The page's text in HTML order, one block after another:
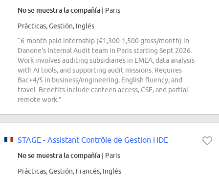
No se muestra la compañía | Paris
Prácticas, Gestión, Inglés
“6-month paid internship (€1,300-1,500 gross/month) in
Danone's Internal Audit team in Paris starting Sept 2026.
Work involves auditing subsidiaries in EMEA, data analysis
with AI tools, and supporting audit missions. Requires
Bac+4/5 in business/engineering, English fluency, and
travel. Benefits include canteen access, CSE, and partial
remote work.”
STAGE - Assistant Contrôle de Gestion HDE
No se muestra la compañía | Paris
Prácticas, Gestión, Francés, Inglés